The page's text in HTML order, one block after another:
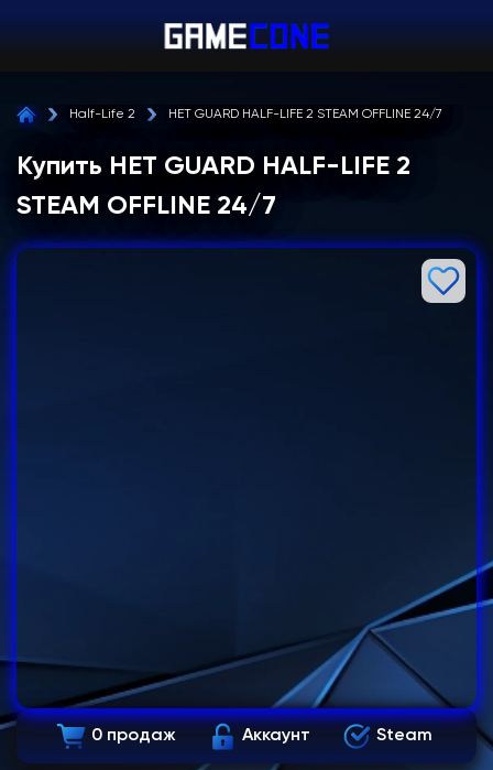
Half-Life 2 НЕТ GUARD HALF-LIFE 2 STEAM OFFLINE 24/7
Купить НЕТ GUARD HALF-LIFE 2
STEAM OFFLINE 24/7
0 продаж Аккаунт Steam